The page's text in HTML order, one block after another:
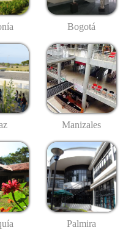
Bogotá
Manizales
Palmira